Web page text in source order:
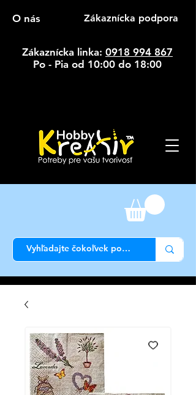
O nás Zákaznícka podpora
Zákaznícka linka: 0918 994 867
Po - Pia od 10:00 do 18:00